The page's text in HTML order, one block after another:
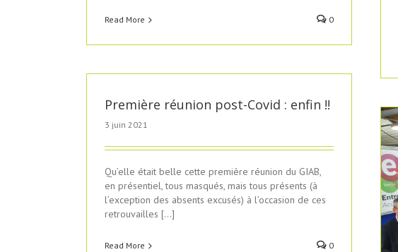
Read More 0
Première réunion post-Covid : enfin !!
3 juin 2021
Qu’elle était belle cette première réunion du GIAB,
en présentiel, tous masqués, mais tous présents (à
l’exception des absents excusés) à l’occasion de ces
retrouvailles […]
Read More 0
BERNAY et ses environs : les premières entreprises